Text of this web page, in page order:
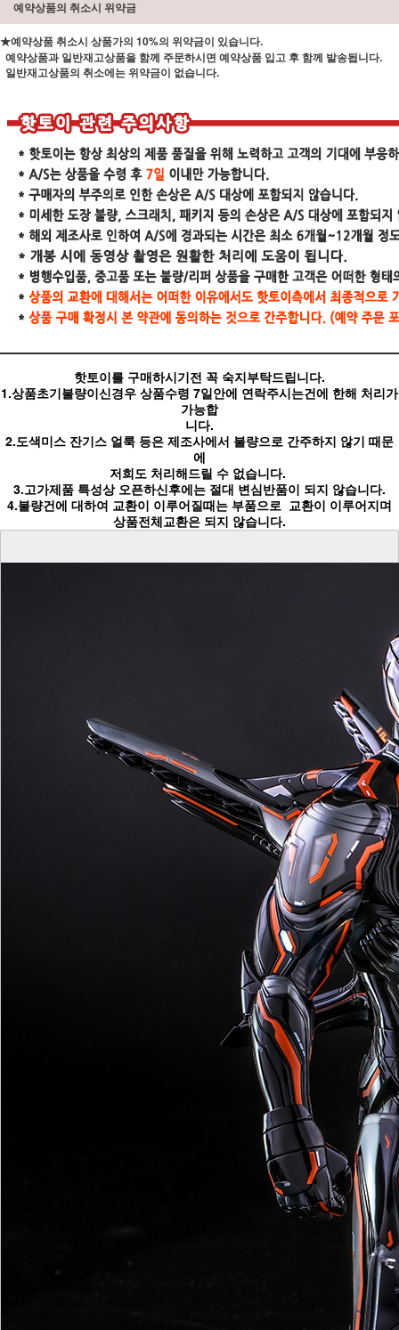
예약상품의 취소시 위약금
★예약상품 취소시 상품가의 10%의 위약금이 있습니다.
예약상품과 일반재고상품을 함께 주문하시면 예약상품 입고 후 함께 발송됩니다.
일반재고상품의 취소에는 위약금이 없습니다.
핫토이를 구매하시기전 꼭 숙지부탁드립니다.
1.상품초기불량이신경우 상품수령 7일안에 연락주시는건에 한해 처리가
가능합
니다.
2.도색미스 잔기스 얼룩 등은 제조사에서 불량으로 간주하지 않기 때문
에
저희도 처리해드릴 수 없습니다.
3.고가제품 특성상 오픈하신후에는 절대 변심반품이 되지 않습니다.
4.불량건에 대하여 교환이 이루어질때는 부품으로 교환이 이루어지며
상품전체교환은 되지 않습니다.